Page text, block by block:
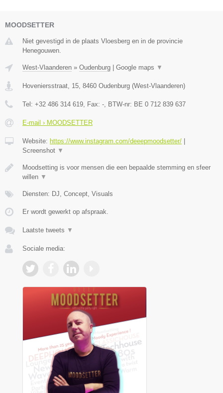
MOODSETTER
Niet gevestigd in de plaats Vloesberg en in de provincie
Henegouwen.
West-Vlaanderen » Oudenburg Google maps ▼
Hoveniersstraat, 15, 8460 Oudenburg (West-Vlaanderen)
Tel: +32 486 314 619, Fax: -, BTW-nr: BE 0 712 839 637
E-mail › MOODSETTER
Website: https://www.instagram.com/deeepmoodsetter/
Screenshot ▼
Moodsetting is voor mensen die een bepaalde stemming en sfeer
willen ▼
Diensten: DJ, Concept, Visuals
Er wordt gewerkt op afspraak.
Laatste tweets ▼
Sociale media: